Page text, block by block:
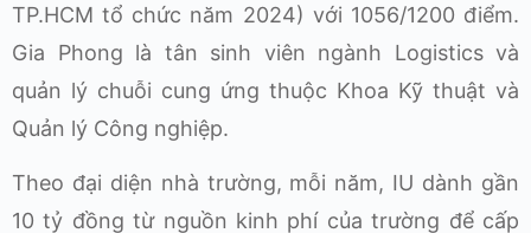
TP.HCM tổ chức năm 2024) với 1056/1200 điểm.
Gia Phong là tân sinh viên ngành Logistics và
quản lý chuỗi cung ứng thuộc Khoa Kỹ thuật và
Quản lý Công nghiệp.
Theo đại diện nhà trường, mỗi năm, IU dành gần
10 tỷ đồng từ nguồn kinh phí của trường để cấp